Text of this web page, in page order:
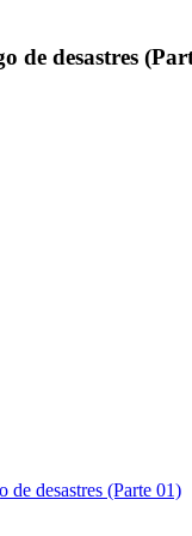
de desastres
desastres (Parte 01)